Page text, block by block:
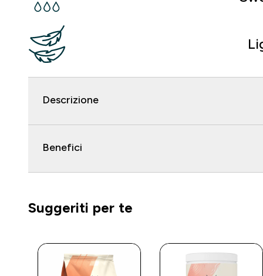
Descrizione
Benefici
Suggeriti per te